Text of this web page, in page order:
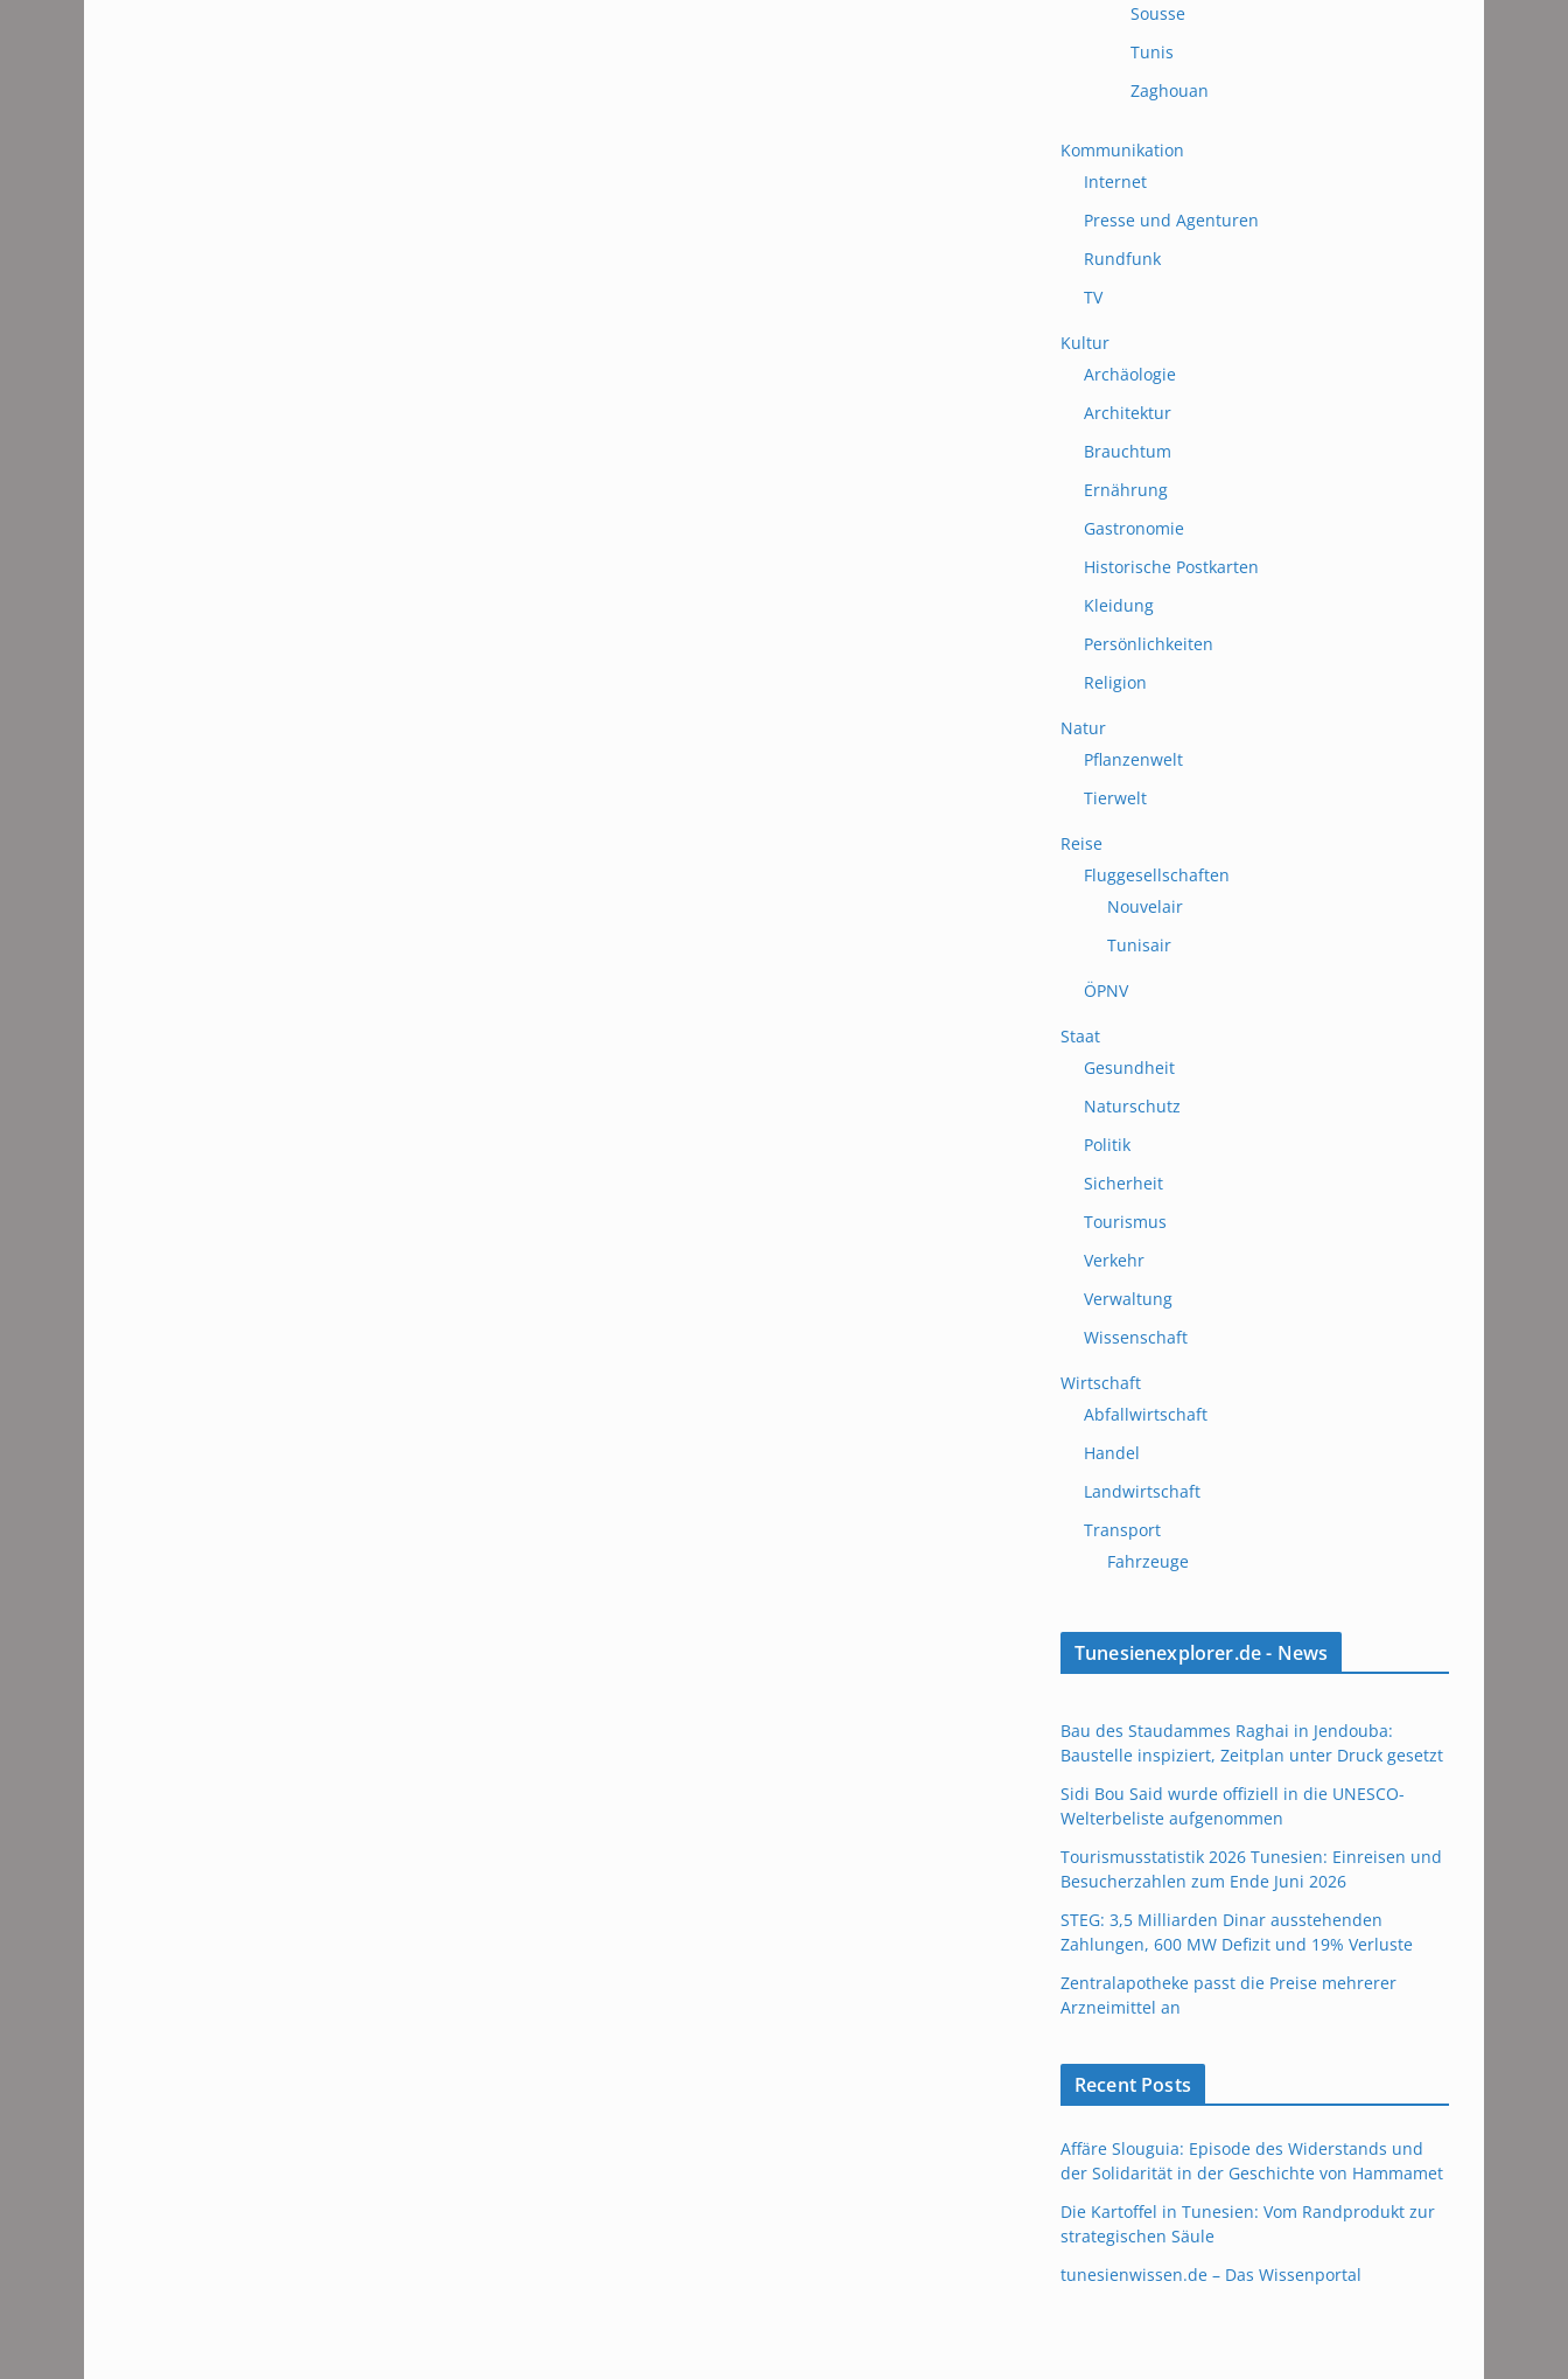
Sousse
Tunis
Zaghouan
Kommunikation
Internet
Presse und Agenturen
Rundfunk
TV
Kultur
Archäologie
Architektur
Brauchtum
Ernährung
Gastronomie
Historische Postkarten
Kleidung
Persönlichkeiten
Religion
Natur
Pflanzenwelt
Tierwelt
Reise
Fluggesellschaften
Nouvelair
Tunisair
ÖPNV
Staat
Gesundheit
Naturschutz
Politik
Sicherheit
Tourismus
Verkehr
Verwaltung
Wissenschaft
Wirtschaft
Abfallwirtschaft
Handel
Landwirtschaft
Transport
Fahrzeuge
Tunesienexplorer.de - News
Bau des Staudammes Raghai in Jendouba:
Baustelle inspiziert, Zeitplan unter Druck gesetzt
Sidi Bou Said wurde offiziell in die UNESCO-
Welterbeliste aufgenommen
Tourismusstatistik 2026 Tunesien: Einreisen und
Besucherzahlen zum Ende Juni 2026
STEG: 3,5 Milliarden Dinar ausstehenden
Zahlungen, 600 MW Defizit und 19% Verluste
Zentralapotheke passt die Preise mehrerer
Arzneimittel an
Recent Posts
Affäre Slouguia: Episode des Widerstands und
der Solidarität in der Geschichte von Hammamet
Die Kartoffel in Tunesien: Vom Randprodukt zur
strategischen Säule
tunesienwissen.de – Das Wissenportal